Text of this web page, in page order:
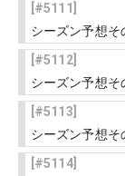
5111
シーズン予想そ
5112
シーズン予想そ
5113
シーズン予想そ
5114